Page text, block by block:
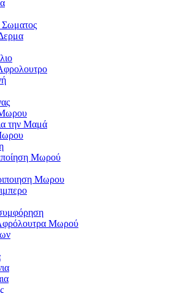
την Μαμά
Μωρού
Μωρου
Μωρού